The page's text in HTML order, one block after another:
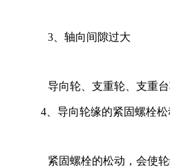
3 、轴向间隙过大
导向轮、支重轮、支重台
4 、导向轮缘的紧固螺栓松
紧固螺栓的松动，会使轮